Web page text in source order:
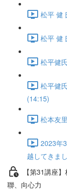
松平 健
松平 健
松平健
松平健
(14:15)
松本友
2023年
越してきま
【第31講座
聯、向心力